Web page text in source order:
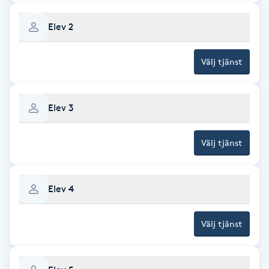
Face framing
Faceliftmassage
Fet hårbotten
Fotmassage
Elev 2
Välj tjänst
Elev 3
Välj tjänst
Elev 4
Välj tjänst